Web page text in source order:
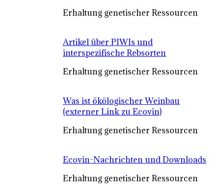
Erhaltung genetischer Ressourcen
Artikel über PIWIs und
interspezifische Rebsorten
Erhaltung genetischer Ressourcen
Was ist ökölogischer Weinbau
(externer Link zu Ecovin)
Erhaltung genetischer Ressourcen
Ecovin-Nachrichten und Downloads
Erhaltung genetischer Ressourcen